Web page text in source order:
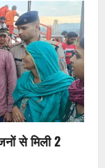
से मिली 2